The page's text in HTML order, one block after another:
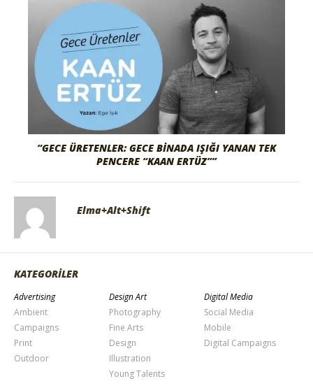
“GECE ÜRETENLER: GECE BINADA IŞIĞI YANAN TEK
PENCERE “KAAN ERTÜZ””
Elma+Alt+Shift
KATEGORİLER
Advertising
Ambient
Campaigns
Print
Outdoor
Design Art
Photography
Fine Arts
Design
Illustration
Young Talents
Digital Media
Social Media
Mobile
Digital Campaigns